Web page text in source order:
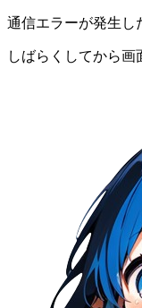
通信エラーが発生し
しばらくしてから画